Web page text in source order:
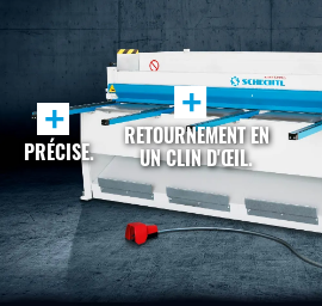
+
RETOURNEMENT EN
UN CLIN D'ŒIL.
+
PRÉCISE.